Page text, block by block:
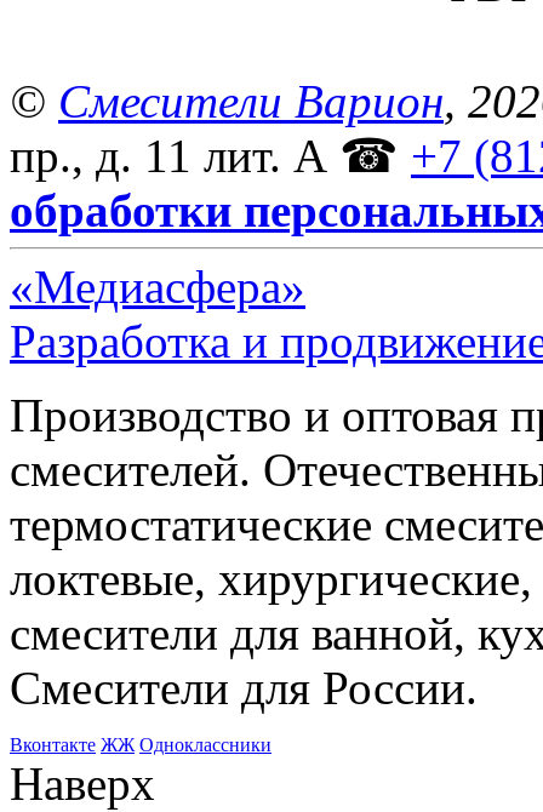
© Смесители Варион,
пр., д. 11 лит. А ☎ +7
обработки
«Медиасфера»
Разработка и
Производство и оптовая
смесителей.
термостатические
локтевые,
смесители для ванной,
Смесители для России.
Bконтакте ЖЖ Одноклассники
Наверх